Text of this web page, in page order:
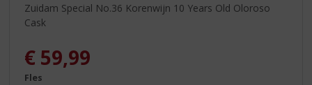
Zuidam Special No.36 Korenwijn 10 Years Old Oloroso
Cask
€ 59,99
Fles